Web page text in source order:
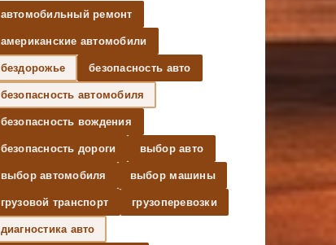
автомобильный ремонт
американские автомобили
бездорожье безопасность авто
безопасность автомобиля
безопасность вождения
безопасность дороги выбор авто
выбор автомобиля выбор машины
грузовой транспорт грузоперевозки
диагностика авто